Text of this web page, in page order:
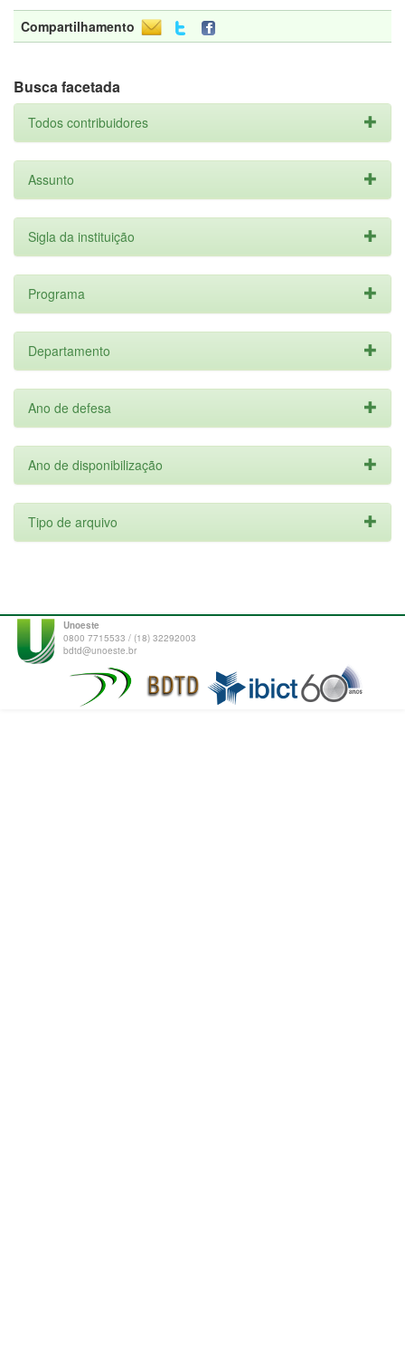
Compartilhamento
Busca facetada
Todos contribuidores
Assunto
Sigla da instituição
Programa
Departamento
Ano de defesa
Ano de disponibilização
Tipo de arquivo
Unoeste
0800 7715533 / (18) 32292003
bdtd@unoeste.br